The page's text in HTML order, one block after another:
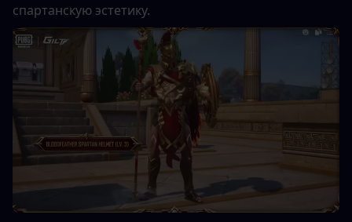
спартанскую эстетику.